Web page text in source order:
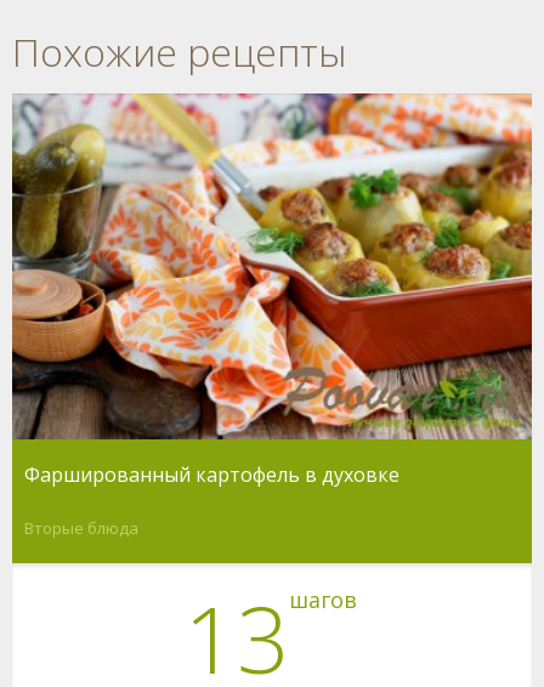
Похожие рецепты
Фаршированный картофель в духовке
Вторые блюда
13 шагов